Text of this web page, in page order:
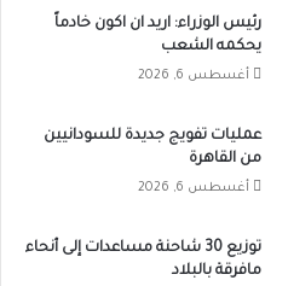
رئيس الوزراء: اريد ان اكون خادماً
يحكمه الشعب
أغسطس 6, 2026
عمليات تفويج جديدة للسودانيين
من القاهرة
أغسطس 6, 2026
توزيع 30 شاحنة مساعدات إلى أنحاء
مافرقة بالبلاد